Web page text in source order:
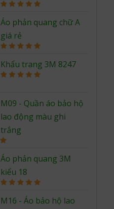
out of 5
Áo phản quang chữ A
giá rẻ
out of 5
Khẩu trang 3M 8247
M09 - Quần áo bảo hộ
lao động màu ghi
trắng
Áo phản quang 3M
kiểu 18
out of 5
M16 - Áo bảo hộ lao